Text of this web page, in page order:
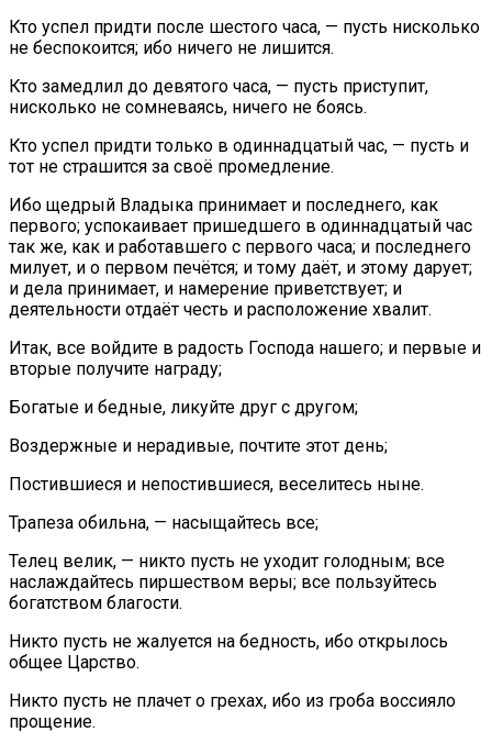
Кто успел придти после шестого часа, — пусть нисколько
не беспокоится; ибо ничего не лишится.
Кто замедлил до девятого часа, — пусть приступит,
нисколько не сомневаясь, ничего не боясь.
Кто успел придти только в одиннадцатый час, — пусть и
тот не страшится за своё промедление.
Ибо щедрый Владыка принимает и последнего, как
первого; успокаивает пришедшего в одиннадцатый час
так же, как и работавшего с первого часа; и последнего
милует, и о первом печётся; и тому даёт, и этому дарует;
и дела принимает, и намерение приветствует; и
деятельности отдаёт честь и расположение хвалит.
Итак, все войдите в радость Господа нашего; и первые и
вторые получите награду;
Богатые и бедные, ликуйте друг с другом;
Воздержные и нерадивые, почтите этот день;
Постившиеся и непостившиеся, веселитесь ныне.
Трапеза обильна, — насыщайтесь все;
Телец велик, — никто пусть не уходит голодным; все
наслаждайтесь пиршеством веры; все пользуйтесь
богатством благости.
Никто пусть не жалуется на бедность, ибо открылось
общее Царство.
Никто пусть не плачет о грехах, ибо из гроба воссияло
прощение.